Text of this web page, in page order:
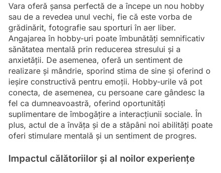
Vara oferă șansa perfectă de a începe un nou hobby
sau de a revedea unul vechi, fie că este vorba de
grădinărit, fotografie sau sporturi în aer liber.
Angajarea în hobby-uri poate îmbunătăți semnificativ
sănătatea mentală prin reducerea stresului și a
anxietății. De asemenea, oferă un sentiment de
realizare și mândrie, sporind stima de sine și oferind o
ieșire constructivă pentru emoții. Hobby-urile vă pot
conecta, de asemenea, cu persoane care gândesc la
fel ca dumneavoastră, oferind oportunități
suplimentare de îmbogățire a interacțiunii sociale. În
plus, actul de a învăța și de a stăpâni noi abilități poate
oferi stimulare mentală și un sentiment de progres.
Impactul călătoriilor și al noilor experiențe